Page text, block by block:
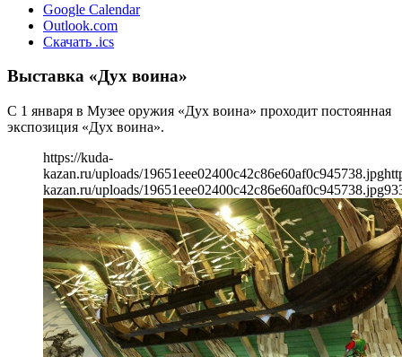
Google Calendar
Outlook.com
Скачать .ics
Выставка «Дух воина»
С 1 января в Музее оружия «Дух воина» проходит постоянная
экспозиция «Дух воина».
https://kuda-
kazan.ru/uploads/19651eee02400c42c86e60af0c945738.jpg
kazan.ru/uploads/19651eee02400c42c86e60af0c945738.jpg